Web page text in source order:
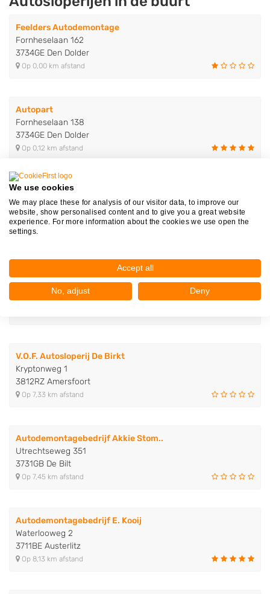
Feelders Autodemontage
Fornheselaan 162
3734GE Den Dolder
Op 0,00 km afstand
Autopart
Fornheselaan 138
3734GE Den Dolder
Op 0,12 km afstand
G. Zwakhoven Autosloperij
Fornheselaan 140
3734GE Den Dolder
Op 0,15 km afstand
Industrieweg 16
3762EK Soest
V.O.F. Autosloperij De Birkt
Kryptonweg 1
3812RZ Amersfoort
Op 7,33 km afstand
Autodemontagebedrijf Akkie Stom..
Utrechtseweg 351
3731GB De Bilt
Op 7,45 km afstand
Autodemontagebedrijf E. Kooij
Waterlooweg 2
3711BE Austerlitz
Op 8,13 km afstand
We use cookies
We may place these for analysis of our visitor data, to improve our
website, show personalised content and to give you a great website
experience. For more information about the cookies we use open the
settings.
Accept all
No, adjust Deny